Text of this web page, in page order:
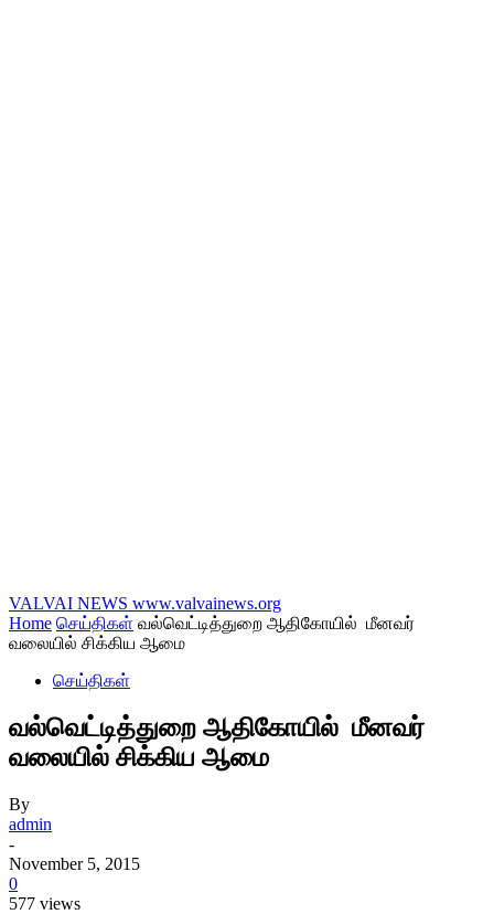
VALVAI NEWS www.valvainews.org
Home செய்திகள் வல்வெட்டித்துறை ஆதிகோயில் மீனவர்
வலையில் சிக்கிய ஆமை
செய்திகள்
வல்வெட்டித்துறை ஆதிகோயில் மீனவர்
வலையில் சிக்கிய ஆமை
By
admin
-
November 5, 2015
0
577 views